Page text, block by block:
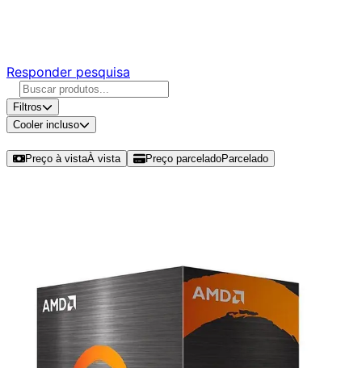
Responder pesquisa
Filtros
Cooler incluso
Preço à vistaÀ vista Preço parceladoParcelado